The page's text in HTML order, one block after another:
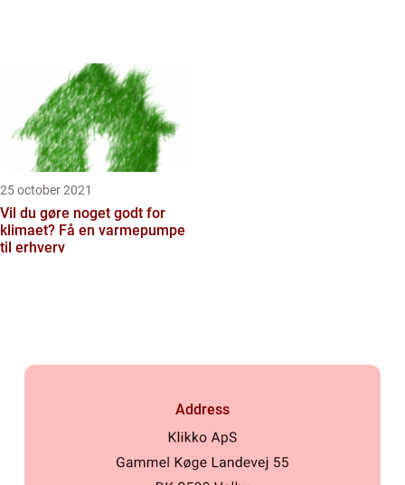
25 october 2021
Vil du gøre noget godt for
klimaet? Få en varmepumpe
til erhverv
Address